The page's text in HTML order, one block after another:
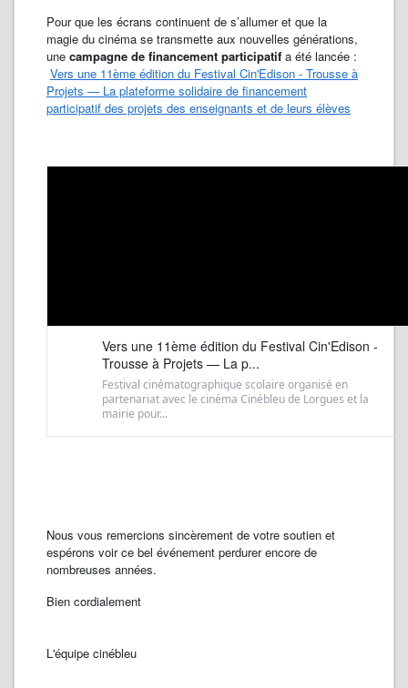
Pour que les écrans continuent de s’allumer et que la
magie du cinéma se transmette aux nouvelles générations,
une campagne de financement participatif a été lancée :
Vers une 11ème édition du Festival Cin'Edison - Trousse à
Projets — La plateforme solidaire de financement
participatif des projets des enseignants et de leurs élèves
Vers une 11ème édition du Festival Cin'Edison -
Trousse à Projets — La p...
Festival cinématographique scolaire organisé en
partenariat avec le cinéma Cinébleu de Lorgues et la
mairie pour...
Nous vous remercions sincèrement de votre soutien et
espérons voir ce bel événement perdurer encore de
nombreuses années.
Bien cordialement
L'équipe cinébleu